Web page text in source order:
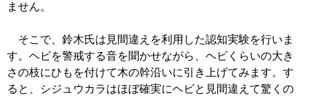
ません。
そこで、鈴木氏は見間違えを利用した認知実験を行いま
す。ヘビを警戒する音を聞かせながら、ヘビくらいの大き
さの枝にひもを付けて木の幹沿いに引き上げてみます。す
ると、シジュウカラはほぼ確実にヘビと見間違えて驚くの